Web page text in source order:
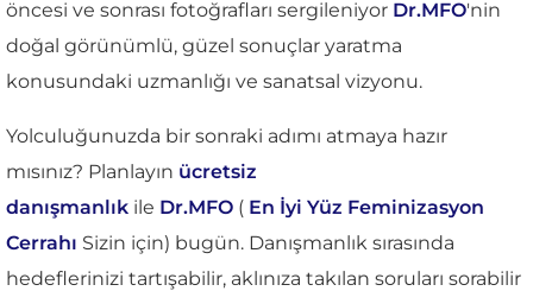
öncesi ve sonrası fotoğrafları sergileniyor Dr.MFO'nin
doğal görünümlü, güzel sonuçlar yaratma
konusundaki uzmanlığı ve sanatsal vizyonu.
Yolculuğunuzda bir sonraki adımı atmaya hazır
mısınız? Planlayın ücretsiz
danışmanlık ile Dr.MFO ( En İyi Yüz Feminizasyon
Cerrahı Sizin için) bugün. Danışmanlık sırasında
hedeflerinizi tartışabilir, aklınıza takılan soruları sorabilir